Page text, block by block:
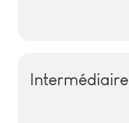
Intermédiaire